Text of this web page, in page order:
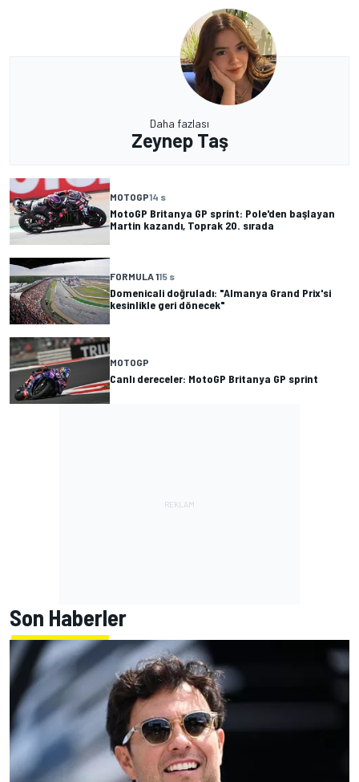
Daha fazlası
Zeynep Taş
MOTOGP14 s
MotoGP Britanya GP sprint: Pole'den başlayan
Martin kazandı, Toprak 20. sırada
FORMULA 115 s
Domenicali doğruladı: "Almanya Grand Prix'si
kesinlikle geri dönecek"
MOTOGP
Canlı dereceler: MotoGP Britanya GP sprint
Son Haberler